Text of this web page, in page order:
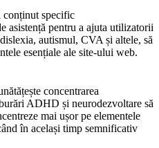
conținut specific
asistență pentru a ajuta utilizatorii
autismul, CVA și altele, să
esențiale ale site-ului web.
concentrarea
ADHD și neurodezvoltare să
mai ușor pe elementele
în același timp semnificativ